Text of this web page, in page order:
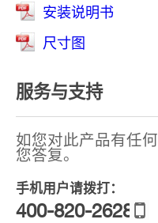
安装说明书
尺寸图
服务与支持
如您对此产品有任
您答复。
手机用户请拨打：
400-820-2628